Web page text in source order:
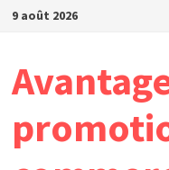
Passer
9 août 2026